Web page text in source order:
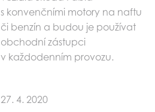
s konvenčními motory na naftu
či benzín a budou je používat
obchodní zástupci
v každodenním provozu.
27. 4. 2020